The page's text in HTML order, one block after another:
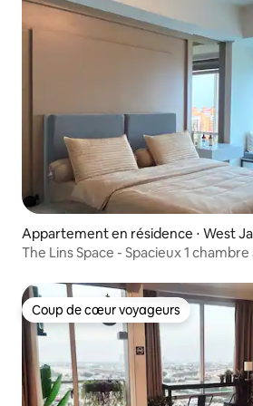
Appartement en résidence ⋅ West
The Lins Space - Spacieux 1
Coup de cœur voyageurs
Coup de cœur voyageurs